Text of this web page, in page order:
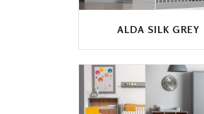
ALDA SILK GREY